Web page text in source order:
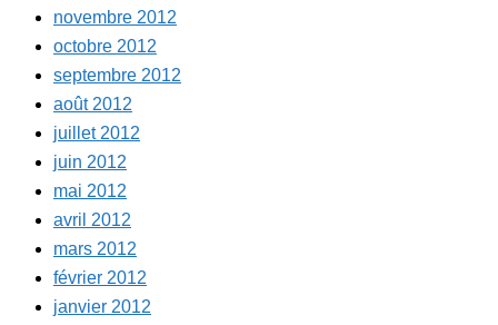
novembre 2012
octobre 2012
septembre 2012
août 2012
juillet 2012
juin 2012
mai 2012
avril 2012
mars 2012
février 2012
janvier 2012